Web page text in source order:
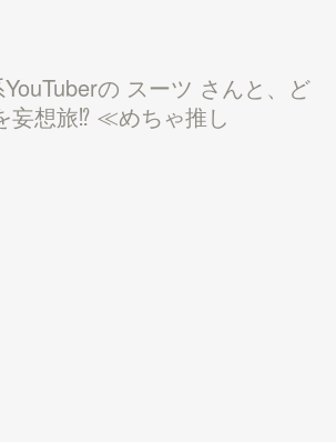
の スーツ さんと、ど
妄想旅⁉️ ≪めちゃ推し